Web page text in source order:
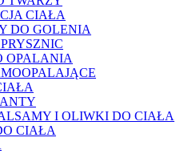
CIAŁA
DO GOLENIA
OPALANIA
I OLIWKI DO CIAŁA
CIAŁA